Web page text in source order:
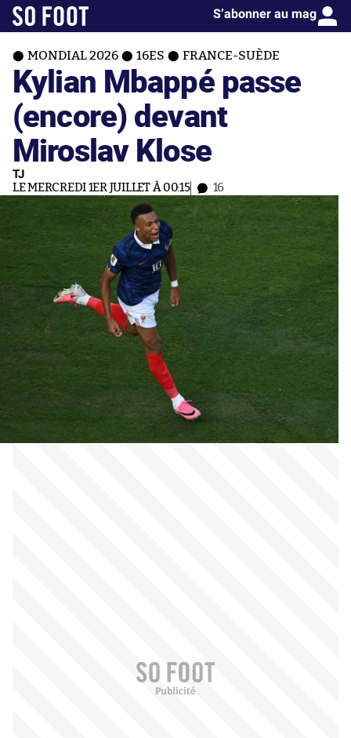
S’abonner au mag
MONDIAL 2026 16ES FRANCE-SUÈDE
Kylian Mbappé passe
(encore) devant
Miroslav Klose
TJ
LE MERCREDI 1ER JUILLET À 00:15 16